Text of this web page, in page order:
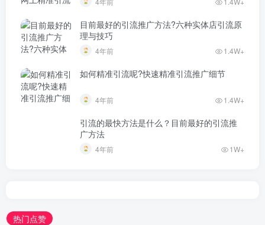
目前最好的引流推广方法?六种实体店引流原
理与技巧
4年前 1.4W+
如何精准引流呢?快速精准引流推广细节
4年前 1.4W+
引流的最快方法是什么？目前最好的引流推
广方法
4年前 1W+
热门点赞